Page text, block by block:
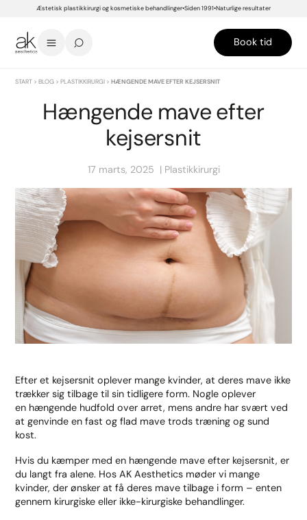
Æstetisk plastikkirurgi og kosmetiske behandlinger Siden 1991 Naturlige resultater
Book tid
START >BLOG >PLASTIKKIRURGI >HÆNGENDE MAVE EFTER KEJSERSNIT
Hængende mave efter
kejsersnit
17 marts, 2025 Plastikkirurgi
Efter et kejsersnit oplever mange kvinder, at deres mave ikke
trækker sig tilbage til sin tidligere form. Nogle oplever
en hængende hudfold over arret, mens andre har svært ved
at genvinde en fast og flad mave trods træning og sund
kost.
Hvis du kæmper med en hængende mave efter kejsersnit, er
du langt fra alene. Hos AK Aesthetics møder vi mange
kvinder, der ønsker at få deres mave tilbage i form – enten
gennem kirurgiske eller ikke-kirurgiske behandlinger.